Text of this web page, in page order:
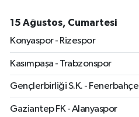
15 Ağustos, Cumartesi
Konyaspor - Rizespor
Kasımpaşa - Trabzonspor
Gençlerbirliği S.K. - Fenerbahçe
Gaziantep FK - Alanyaspor